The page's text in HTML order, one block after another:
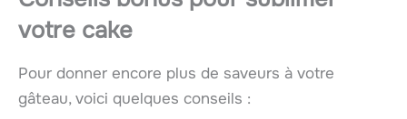
votre cake
Pour donner encore plus de saveurs à votre
gâteau, voici quelques conseils :